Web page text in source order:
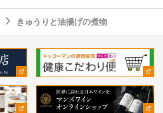
きゅうりと油揚げの煮物